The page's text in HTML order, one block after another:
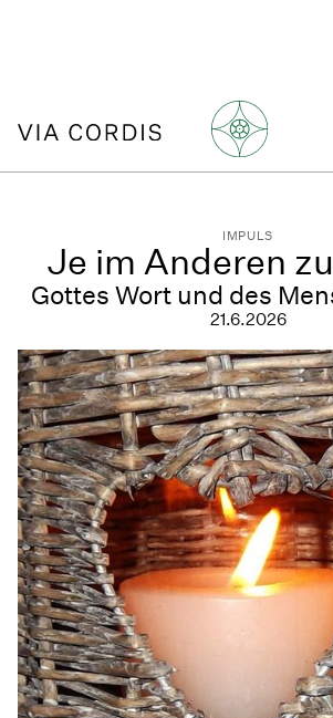
IMPULS
Je im Anderen
Gottes Wort und des
21.6.2026